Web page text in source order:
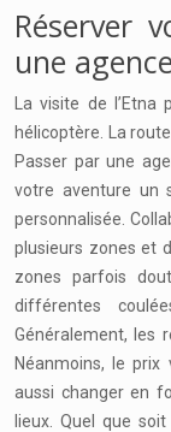
Réserver
une
La visite de
hélicoptère. La
Passer par une
votre aventure un
personnalisée.
plusieurs zones et
zones parfois
différentes
Généralement, les
Néanmoins, le
aussi changer en
lieux. Quel que